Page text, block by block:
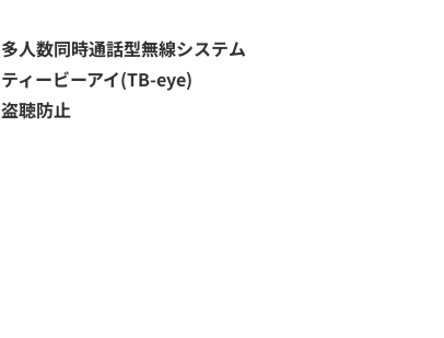
多人数同時通話型無線システム
ティービーアイ(TB-eye)
盗聴防止